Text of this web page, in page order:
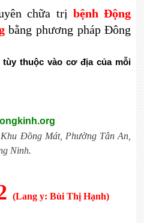
chữa trị bệnh Động
bằng phương pháp Đông
thuộc vào cơ địa của mỗi
Khu Đồng Mát, Phường Tân An,
Ninh.
(Lang y: Bùi Thị Hạnh)